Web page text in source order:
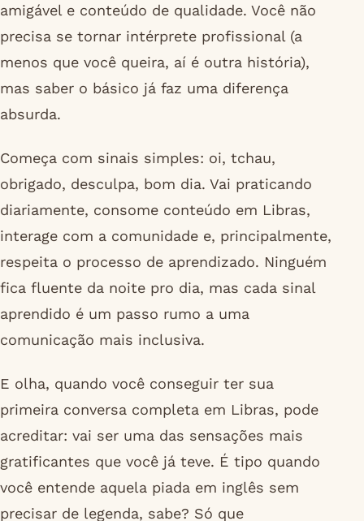
amigável e conteúdo de qualidade. Você não
precisa se tornar intérprete profissional (a
menos que você queira, aí é outra história),
mas saber o básico já faz uma diferença
absurda.
Começa com sinais simples: oi, tchau,
obrigado, desculpa, bom dia. Vai praticando
diariamente, consome conteúdo em Libras,
interage com a comunidade e, principalmente,
respeita o processo de aprendizado. Ninguém
fica fluente da noite pro dia, mas cada sinal
aprendido é um passo rumo a uma
comunicação mais inclusiva.
E olha, quando você conseguir ter sua
primeira conversa completa em Libras, pode
acreditar: vai ser uma das sensações mais
gratificantes que você já teve. É tipo quando
você entende aquela piada em inglês sem
precisar de legenda, sabe? Só que